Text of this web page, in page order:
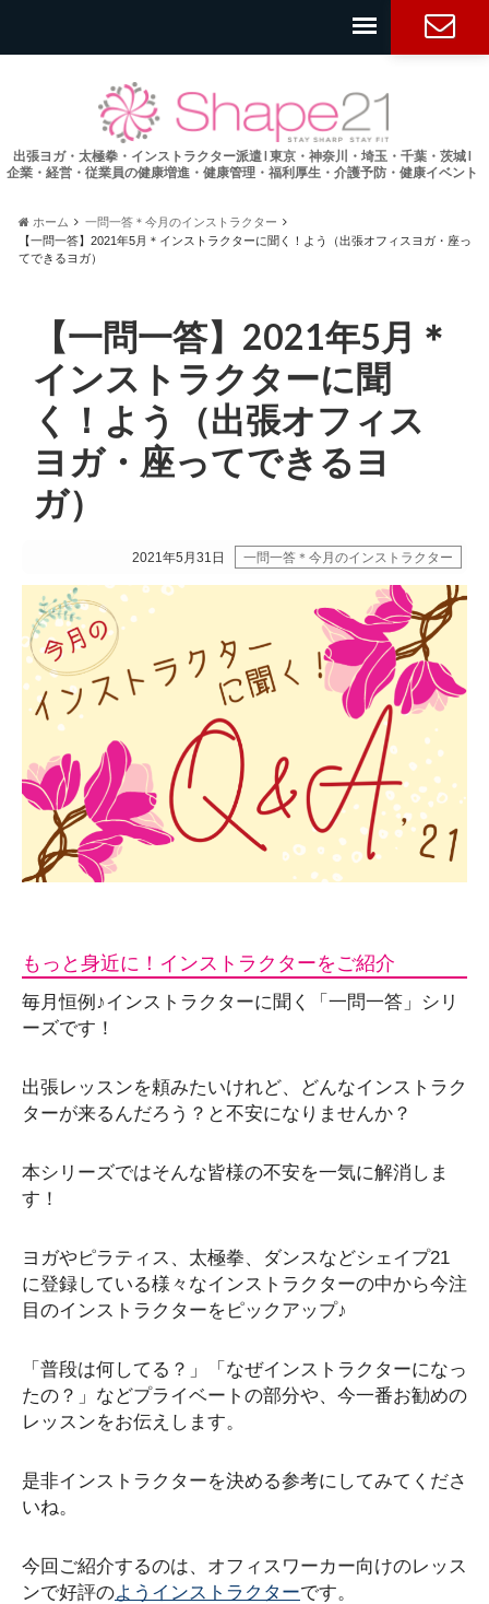
出張ヨガ・太極拳・インストラクター派遣 l 東京・神奈川・埼玉・千葉・茨城 l
企業・経営・従業員の健康増進・健康管理・福利厚生・介護予防・健康イベント
ホーム
一問一答＊今月のインストラクター
【一問一答】2021年5月＊インストラクターに聞く！よう（出張オフィスヨガ・座っ
てできるヨガ）
【一問一答】2021年5月＊
インストラクターに聞
く！よう（出張オフィス
ヨガ・座ってできるヨ
ガ）
2021年5月31日 一問一答＊今月のインストラクター
もっと身近に！インストラクターをご紹介
毎月恒例♪インストラクターに聞く「一問一答」シリ
ーズです！
出張レッスンを頼みたいけれど、どんなインストラク
ターが来るんだろう？と不安になりませんか？
本シリーズではそんな皆様の不安を一気に解消しま
す！
ヨガやピラティス、太極拳、ダンスなどシェイプ21
に登録している様々なインストラクターの中から今注
目のインストラクターをピックアップ♪
「普段は何してる？」「なぜインストラクターになっ
たの？」などプライベートの部分や、今一番お勧めの
レッスンをお伝えします。
是非インストラクターを決める参考にしてみてくださ
いね。
今回ご紹介するのは、オフィスワーカー向けのレッス
ンで好評のようインストラクターです。